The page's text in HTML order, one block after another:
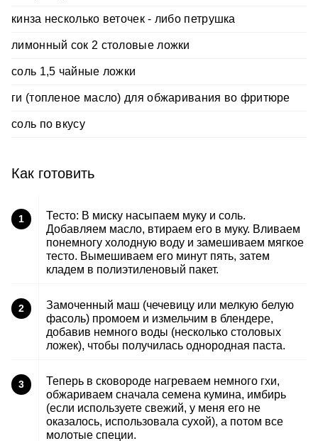
кинза несколько веточек - либо петрушка
лимонный сок 2 столовые ложки
соль 1,5 чайные ложки
ги (топленое масло) для обжаривания во фритюре
соль по вкусу
Как готовить
1
Тесто: В миску насыпаем муку и соль.
Добавляем масло, втираем его в муку. Вливаем
понемногу холодную воду и замешиваем мягкое
тесто. Вымешиваем его минут пять, затем
кладем в полиэтиленовый пакет.
2
Замоченный маш (чечевицу или мелкую белую
фасоль) промоем и измельчим в блендере,
добавив немного воды (несколько столовых
ложек), чтобы получилась однородная паста.
3
Теперь в сковороде нагреваем немного гхи,
обжариваем сначала семена кумина, имбирь
(если используете свежий, у меня его не
оказалось, использовала сухой), а потом все
молотые специи.